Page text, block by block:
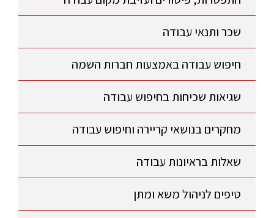
שכר ותנאי עבודה
חיפוש עבודה באמצעות חברות השמה
שגיאות שכיחות בחיפוש עבודה
מחקרים בנושאי קריירה וחיפוש עבודה
שאלות בראיונות עבודה
טיפים לניהול משא ומתן